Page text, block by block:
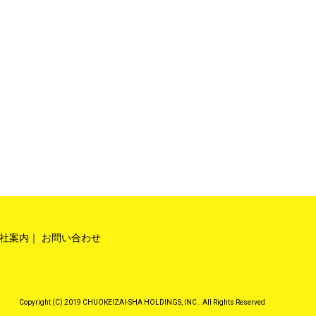
案内 お問い合わせ
Copyright (C) 2019 CHUOKEIZAI-SHA HOLDINGS, INC.. All Rights Reserved